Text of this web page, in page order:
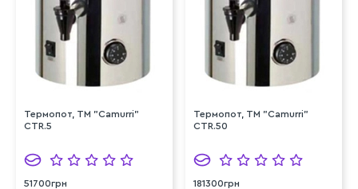
Термопот, TM "Camurri"
CTR.5
51700грн
Термопот, TM "Camurri"
CTR.50
181300грн